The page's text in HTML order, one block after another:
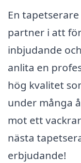
En
partner i att
inbjudande
anlita en
hög kvalitet
under många
mot ett
nästa
erbjudande!